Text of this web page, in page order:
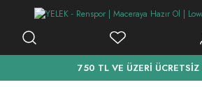
750 TL VE ÜZERİ